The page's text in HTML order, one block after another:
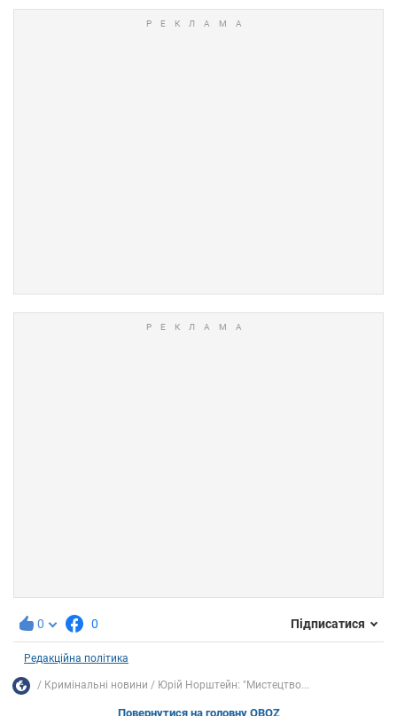
0 0 Підписатися
Редакційна політика
Кримінальні новини Юрій Норштейн: "Мистецтво...
Повернутися на головну OBOZ